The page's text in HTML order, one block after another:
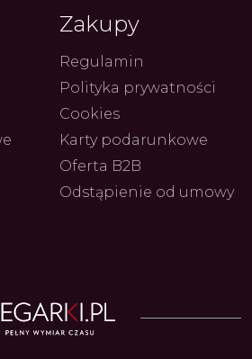
kolekcji zegarków
ZEGARKI.PL 4.08.2026
Zakupy
Regulamin
Polityka prywatności
Cookies
Karty podarunkowe
Oferta B2B
Odstąpienie od umowy